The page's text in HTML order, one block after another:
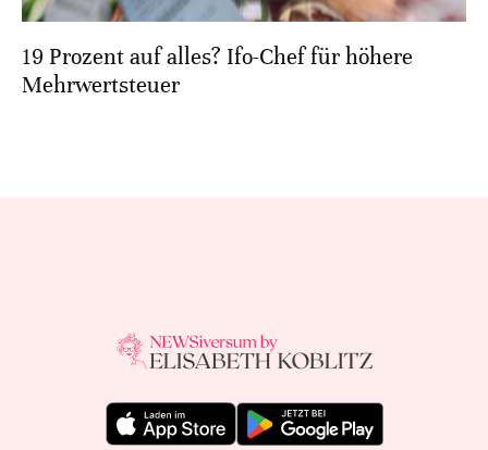
19 Prozent auf alles? Ifo-Chef für höhere
Mehrwertsteuer